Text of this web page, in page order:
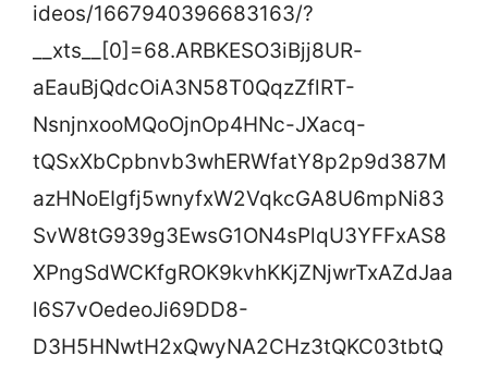
ideos/1667940396683163/?
__xts__[0]=68.ARBKESO3iBjj8UR-
aEauBjQdcOiA3N58T0QqzZflRT-
NsnjnxooMQoOjnOp4HNc-JXacq-
tQSxXbCpbnvb3whERWfatY8p2p9d387M
azHNoEIgfj5wnyfxW2VqkcGA8U6mpNi83
SvW8tG939g3EwsG1ON4sPlqU3YFFxAS8
XPngSdWCKfgROK9kvhKKjZNjwrTxAZdJaa
l6S7vOedeoJi69DD8-
D3H5HNwtH2xQwyNA2CHz3tQKC03tbtQ